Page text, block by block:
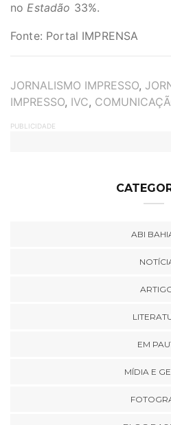
noEstadão 33%.
Fonte: Portal IMPRENSA
TAGS
JORNALISMO IMPRESSO,
IMPRESSO, IVC,
PUBLICIDADE
ABI
EM
MÍDIA E